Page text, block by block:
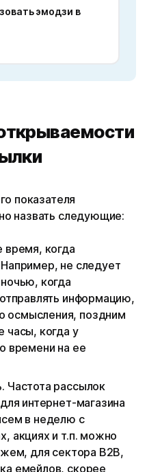
эмодзи в
показателя
назвать следующие:
время, когда
не следует
когда
информацию,
осмысления, поздним
часы, когда у
времени на ее
Частота рассылок
интернет-магазина
в неделю с
акциях и т.п. можно
для сектора B2B,
емейлов, скорее